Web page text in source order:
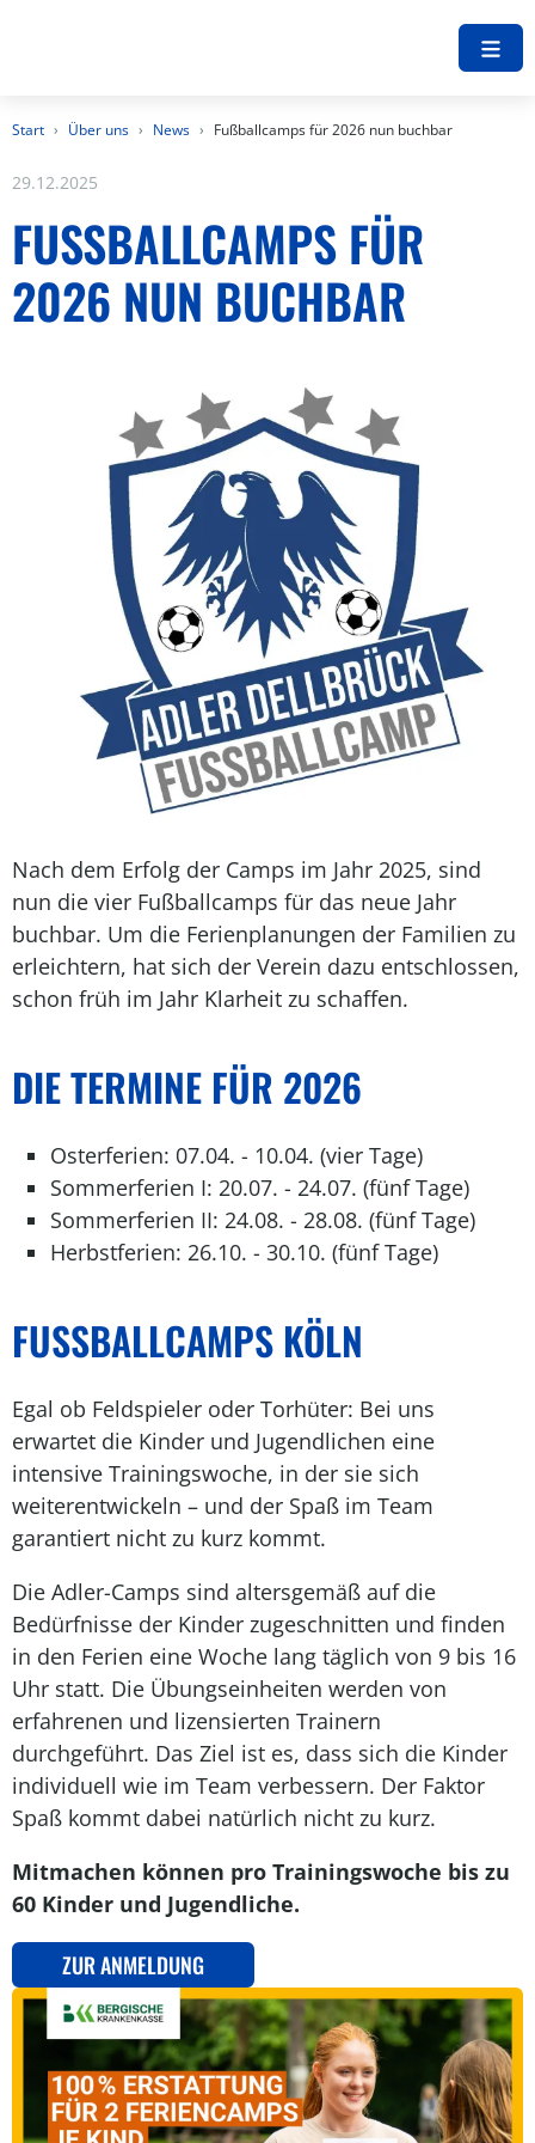
Start Über uns News Fußballcamps für 2026 nun buchbar
29.12.2025
FUSSBALLCAMPS FÜR 2
026 NUN BUCHBAR
Nach dem Erfolg der Camps im Jahr 2025, sind
nun die vier Fußballcamps für das neue Jahr
buchbar. Um die Ferienplanungen der Familien zu
erleichtern, hat sich der Verein dazu entschlossen,
schon früh im Jahr Klarheit zu schaffen.
DIE TERMINE FÜR 2026
Osterferien: 07.04. - 10.04. (vier Tage)
Sommerferien I: 20.07. - 24.07. (fünf Tage)
Sommerferien II: 24.08. - 28.08. (fünf Tage)
Herbstferien: 26.10. - 30.10. (fünf Tage)
FUSSBALLCAMPS KÖLN
Egal ob Feldspieler oder Torhüter: Bei uns
erwartet die Kinder und Jugendlichen eine
intensive Trainingswoche, in der sie sich
weiterentwickeln – und der Spaß im Team
garantiert nicht zu kurz kommt.
Die Adler-Camps sind altersgemäß auf die
Bedürfnisse der Kinder zugeschnitten und finden
in den Ferien eine Woche lang täglich von 9 bis 16
Uhr statt. Die Übungseinheiten werden von
erfahrenen und lizensierten Trainern
durchgeführt. Das Ziel ist es, dass sich die Kinder
individuell wie im Team verbessern. Der Faktor
Spaß kommt dabei natürlich nicht zu kurz.
Mitmachen können pro Trainingswoche bis zu
60 Kinder und Jugendliche.
ZUR ANMELDUNG